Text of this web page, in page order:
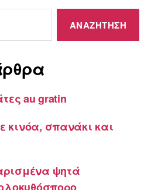
au gratin
κινόα, σπανάκι και
ψητά